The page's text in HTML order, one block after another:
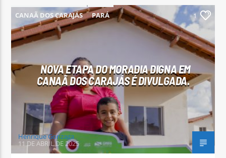
CANAÃ DOS CARAJÁS PARÁ 1
NOVA ETAPA DO MORADIA DIGNA EM
CANAÃ DOS CARAJÁS É DIVULGADA.
Henrique Gonzaga
11 DE ABRIL DE 2025